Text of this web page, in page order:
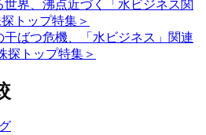
界、沸点近づく「水ビジネス関
トップ特集＞
ばつ危機、「水ビジネス」関連
探トップ特集＞